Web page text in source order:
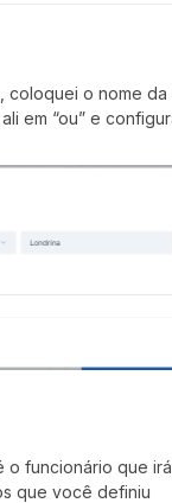
coloquei o nome
em “ou” e
o funcionário que
que você definiu